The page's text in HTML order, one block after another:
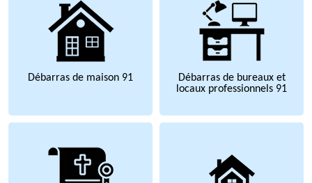
Débarras de maison 91
Débarras de bureaux et
locaux professionnels 91